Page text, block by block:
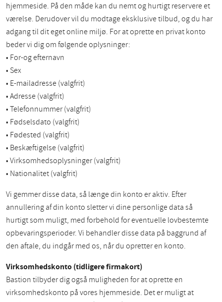
hjemmeside. På den måde kan du nemt og hurtigt reservere et
værelse. Derudover vil du modtage eksklusive tilbud, og du har
adgang til dit eget online miljø. For at oprette en privat konto
beder vi dig om følgende oplysninger:
• For-og efternavn
• Sex
• E-mailadresse (valgfrit)
• Adresse (valgfrit)
• Telefonnummer (valgfrit)
• Fødselsdato (valgfrit)
• Fødested (valgfrit)
• Beskæftigelse (valgfrit)
• Virksomhedsoplysninger (valgfrit)
• Nationalitet (valgfrit)
Vi gemmer disse data, så længe din konto er aktiv. Efter
annullering af din konto sletter vi dine personlige data så
hurtigt som muligt, med forbehold for eventuelle lovbestemte
opbevaringsperioder. Vi behandler disse data på baggrund af
den aftale, du indgår med os, når du opretter en konto.
Virksomhedskonto (tidligere firmakort)
Bastion tilbyder dig også muligheden for at oprette en
virksomhedskonto på vores hjemmeside. Det er muligt at